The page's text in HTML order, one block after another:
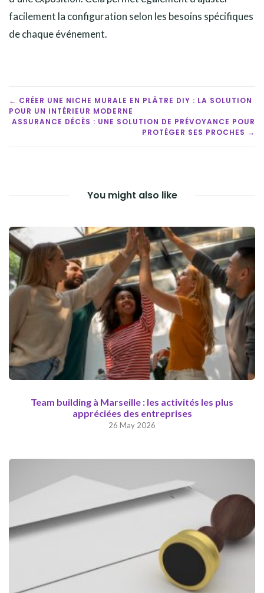
facilement la configuration selon les besoins spécifiques
de chaque événement.
POST
NAVIGATION
← CRÉER UNE NICHE MURALE EN PLÂTRE DIY : LA SOLUTION
POUR UN INTÉRIEUR MODERNE
ASSURANCE DÉCÈS : UNE SOLUTION DE PRÉVOYANCE POUR
PROTÉGER SES PROCHES →
You might also like
Team building à Marseille : les activités les plus
appréciées des entreprises
26 May 2026